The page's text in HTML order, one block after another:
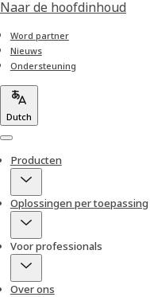
Naar de hoofdinhoud
Word partner
Nieuws
Ondersteuning
Dutch
Menu
Producten
Oplossingen per toepassing
Voor professionals
Over ons